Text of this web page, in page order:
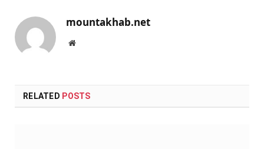
mountakhab.net
Website
RELATED POSTS